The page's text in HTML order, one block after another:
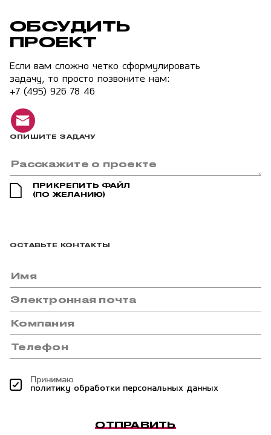
ОБСУДИТЬ
ПРОЕКТ
Если вам сложно четко сформулировать
задачу, то просто позвоните нам:
+7 (495) 926 78 46
ОПИШИТЕ ЗАДАЧУ
ПРИКРЕПИТЬ ФАЙЛ
(ПО ЖЕЛАНИЮ)
ОСТАВЬТЕ КОНТАКТЫ
Принимаю
политику обработки персональных данных
ОТПРАВИТЬ